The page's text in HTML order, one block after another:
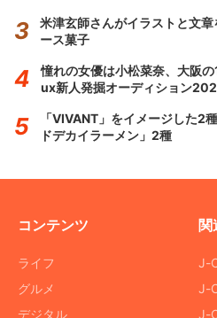
米津玄師さんがイラストと文
ース菓子
憧れの女優は小松菜奈、大阪
ux新人発掘オーディション
「VIVANT」をイメージした
ドデカイラーメン」2種
コンテンツ
ライフ
グルメ
デジタル
関
J-
J-
J-